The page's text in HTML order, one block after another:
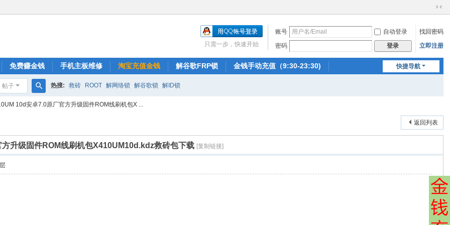
切
到
窄
账号 自动登录
找回密码
密码
登录 立即注册
只需一步，快速开始
快捷导航
免费赚金钱 手机主板维修 淘宝充值金钱 解谷歌FRP锁 金钱手动充值（9:30-23:30)
帖子
搜
热搜: 救砖 ROOT 解网络锁 解谷歌锁 解ID锁
10d安卓7.0原厂官方升级固件ROM线刷机包X ...
返回列表
升级固件ROM线刷机包X410UM10d.kdz救砖包下载 [复制链接]